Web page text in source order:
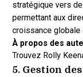
stratégique vers
permettant aux
croissance globale
À propos des
Trouvez Rolly
5. Gestion